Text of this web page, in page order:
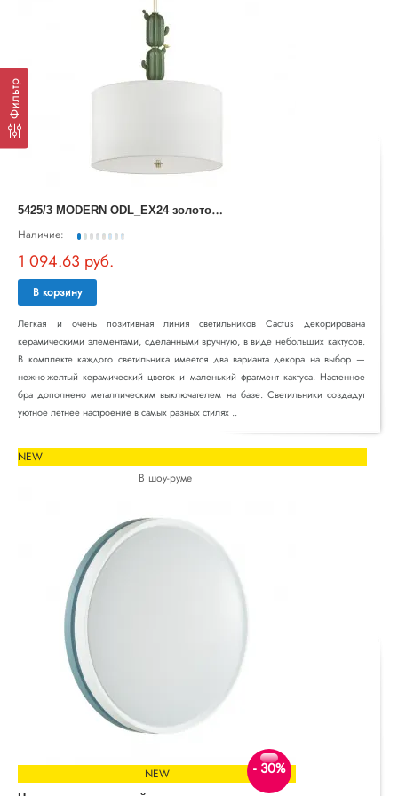
Фильтр
5
425/3 MODERN ODL_EX24 золотой/зеленый/белый/металл/керамика/ткань Люстра E27 3*60W CACTUS
Наличие:
1 094.63 руб.
В корзину
Легкая и очень позитивная линия светильников Cactus декорирована
керамическими элементами, сделанными вручную, в виде небольших кактусов.
В комплекте каждого светильника имеется два варианта декора на выбор —
нежно-желтый керамический цветок и маленький фрагмент кактуса. Настенное
бра дополнено металлическим выключателем на базе. Светильники создадут
уютное летнее настроение в самых разных стилях ..
NEW
В шоу-руме
- 30%
NEW